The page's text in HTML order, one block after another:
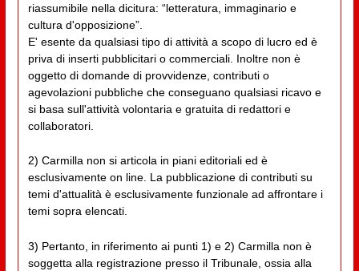
riassumibile nella dicitura: “letteratura, immaginario e
cultura d'opposizione”.
E' esente da qualsiasi tipo di attività a scopo di lucro ed è
priva di inserti pubblicitari o commerciali. Inoltre non è
oggetto di domande di provvidenze, contributi o
agevolazioni pubbliche che conseguano qualsiasi ricavo e
si basa sull'attività volontaria e gratuita di redattori e
collaboratori.
2) Carmilla non si articola in piani editoriali ed è
esclusivamente on line. La pubblicazione di contributi su
temi d'attualità è esclusivamente funzionale ad affrontare i
temi sopra elencati.
3) Pertanto, in riferimento ai punti 1) e 2) Carmilla non è
soggetta alla registrazione presso il Tribunale, ossia alla